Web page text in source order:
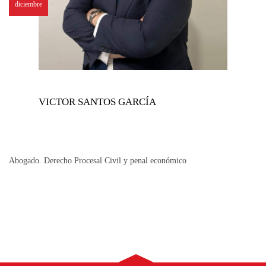
diciembre
VICTOR SANTOS GARCÍA
Abogado. Derecho Procesal Civil y penal económico